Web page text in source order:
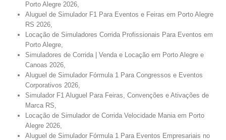
Porto Alegre 2026,
Aluguel de Simulador F1 Para Eventos e Feiras em Porto Alegre
RS 2026,
Locação de Simuladores Corrida Profissionais Para Eventos em
Porto Alegre,
Simuladores de Corrida | Venda e Locação em Porto Alegre e
Canoas 2026,
Aluguel de Simulador Fórmula 1 Para Congressos e Eventos
Corporativos 2026,
Simulador F1 Aluguel Para Feiras, Convenções e Ativações de
Marca RS,
Locação de Simulador de Corrida Velocidade Mania em Porto
Alegre 2026,
Aluguel de Simulador Fórmula 1 Para Eventos Empresariais no